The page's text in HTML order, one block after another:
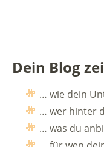
Dein Blog
… wie dein
… wer hinter
… was du